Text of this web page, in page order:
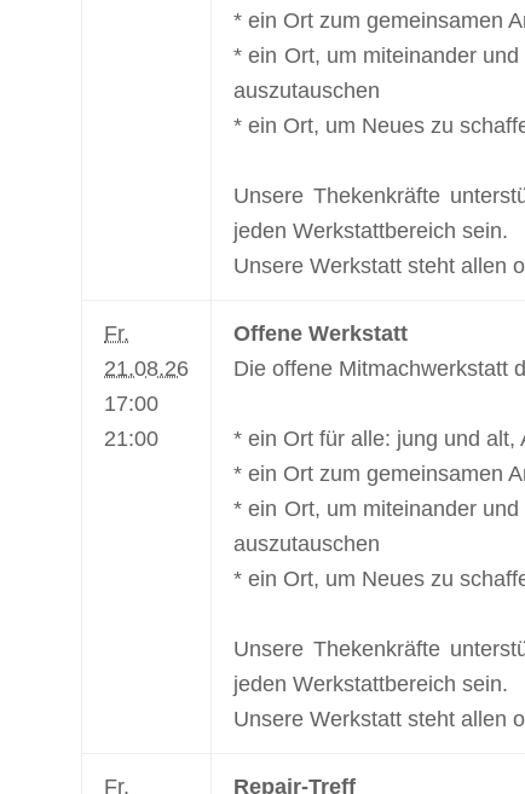
* ein Ort zum gemeinsamen
* ein Ort, um miteinander
auszutauschen
* ein Ort, um Neues zu
Unsere Thekenkräfte
jeden Werkstattbereich sein.
Unsere Werkstatt steht allen
Fr.
21.08.26
17:00
21:00
Offene Werkstatt
Die offene Mitmachwerkstatt
* ein Ort für alle: jung und alt,
* ein Ort zum gemeinsamen
* ein Ort, um miteinander
auszutauschen
* ein Ort, um Neues zu
Unsere Thekenkräfte
jeden Werkstattbereich sein.
Unsere Werkstatt steht allen
Fr. Repair-Treff